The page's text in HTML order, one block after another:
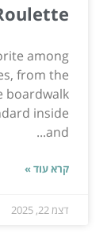
among
from the
boardwalk
inside
and...
קרא עוד »
דצמ 22, 2025